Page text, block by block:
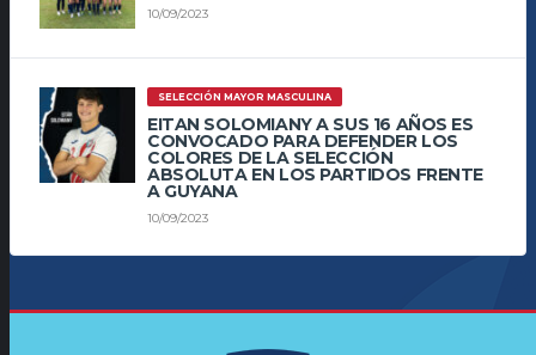
10/09/2023
SELECCIÓN MAYOR MASCULINA
EITAN SOLOMIANY A SUS 16 AÑOS ES
CONVOCADO PARA DEFENDER LOS
COLORES DE LA SELECCIÓN
ABSOLUTA EN LOS PARTIDOS FRENTE
A GUYANA
10/09/2023